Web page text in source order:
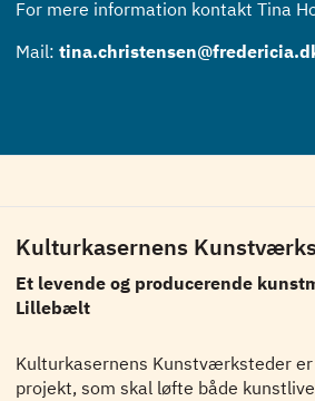
For mere information kontakt Tina
Mail:
Kulturkasernens
Et levende og producerende
Lillebælt
Kulturkasernens Kunstværksteder
projekt, som skal løfte både